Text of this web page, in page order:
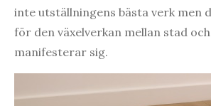
inte utställningens bästa verk men
för den växelverkan mellan stad
manifesterar sig.